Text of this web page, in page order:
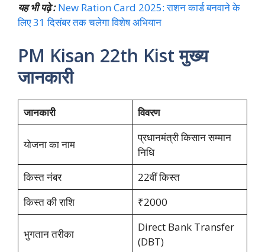
यह भी पढ़े : New Ration Card 2025: राशन कार्ड बनवाने के
लिए 31 दिसंबर तक चलेगा विशेष अभियान
PM Kisan 22th Kist मुख्य
जानकारी
जानकारी विवरण
योजना का नाम
प्रधानमंत्री किसान सम्मान
निधि
किस्त नंबर
22वीं किस्त
किस्त की राशि
₹2000
भुगतान तरीका
Direct Bank Transfer
(DBT)